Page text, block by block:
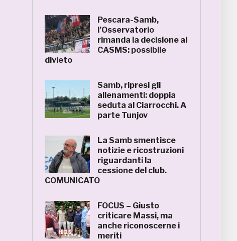
Pescara-Samb,
l’Osservatorio
rimanda la decisione al
CASMS: possibile
divieto
Samb, ripresi gli
allenamenti: doppia
seduta al Ciarrocchi. A
parte Tunjov
La Samb smentisce
notizie e ricostruzioni
riguardanti la
cessione del club.
COMUNICATO
FOCUS – Giusto
criticare Massi, ma
anche riconoscerne i
meriti